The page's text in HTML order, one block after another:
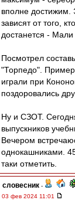
вполне достижим.
зависят от того,
достанется -
Посмотрел
"Торпедо".
играли при
поздоровались
Ну и СЗОТ.
выпускников
Вечером
однокашниками.
таки отметить.
словесник -
03 фев 2024 11:01